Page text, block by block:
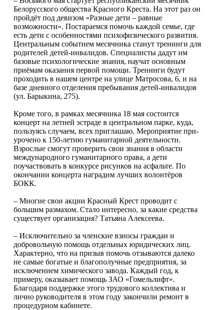
Белорусского общества Красного Креста. На этот раз он
пройдёт под девизом «Разные дети – равные
возможности». Постараемся помочь каждой семье, где
есть дети с особенностями психофизического развития.
Центральным событием месячника станут тренинги для
родителей детей-инвалидов. Специалисты дадут им
базовые психологические знания, научат основным
приёмам оказания первой помощи. Тренинги будут
проходить в нашем центре на улице Матросова, 6, и на
базе дневного отделения пребывания детей-инвалидов
(ул. Барыкина, 275).
Кроме того, в рамках месячника 18 мая состоится
концерт на летней эстраде в центральном парке, куда,
пользуясь случаем, всех приглашаю. Мероприятие при­
урочено к 150-летию гуманитарной деятельности.
Взрослые смогут проверить свои знания в области
международного гуманитарного права, а дети
поучаствовать в конкурсе рисунков на асфальте. По
окончании концерта наградим лучших волонтёров
БОКК.
– Многие свои акции Красный Крест проводит с
большим размахом. Стало интересно, за какие средства
существует организация? Татьяна Алексеева.
– Исключительно за членские взносы граждан и
добровольную помощь отдельных юридических лиц.
Характерно, что на призыв помочь отзываются далеко
не са­мые богатые и благополучные предприятия, за
исключением химического завода. Каждый год, к
примеру, оказывает помощь ЗАО «Гомельлифт».
Благодаря под­держке этого трудового коллектива и
лично руководителя в этом году закончили ремонт в
процедурном кабинете.